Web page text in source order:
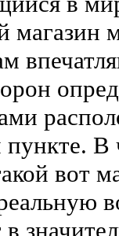
магазин
В
вот